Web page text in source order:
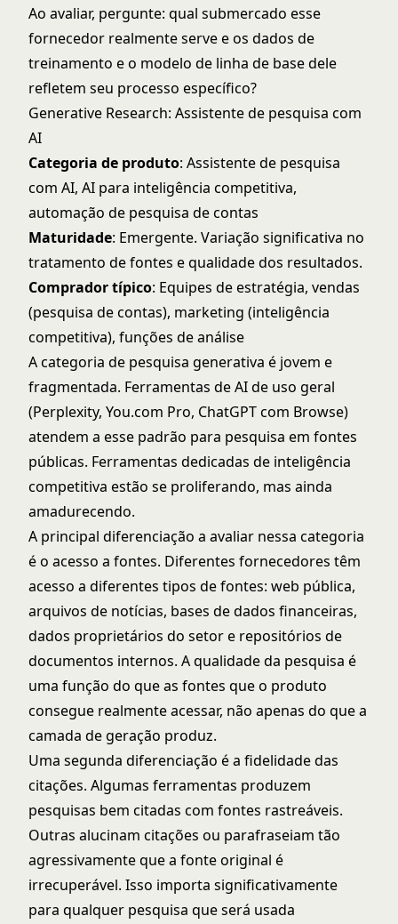
Ao avaliar, pergunte: qual submercado esse
fornecedor realmente serve e os dados de
treinamento e o modelo de linha de base dele
refletem seu processo específico?
Generative Research: Assistente de pesquisa com
AI
Categoria de produto: Assistente de pesquisa
com AI, AI para inteligência competitiva,
automação de pesquisa de contas
Maturidade: Emergente. Variação significativa no
tratamento de fontes e qualidade dos resultados.
Comprador típico: Equipes de estratégia, vendas
(pesquisa de contas), marketing (inteligência
competitiva), funções de análise
A categoria de pesquisa generativa é jovem e
fragmentada. Ferramentas de AI de uso geral
(Perplexity, You.com Pro, ChatGPT com Browse)
atendem a esse padrão para pesquisa em fontes
públicas. Ferramentas dedicadas de inteligência
competitiva estão se proliferando, mas ainda
amadurecendo.
A principal diferenciação a avaliar nessa categoria
é o acesso a fontes. Diferentes fornecedores têm
acesso a diferentes tipos de fontes: web pública,
arquivos de notícias, bases de dados financeiras,
dados proprietários do setor e repositórios de
documentos internos. A qualidade da pesquisa é
uma função do que as fontes que o produto
consegue realmente acessar, não apenas do que a
camada de geração produz.
Uma segunda diferenciação é a fidelidade das
citações. Algumas ferramentas produzem
pesquisas bem citadas com fontes rastreáveis.
Outras alucinam citações ou parafraseiam tão
agressivamente que a fonte original é
irrecuperável. Isso importa significativamente
para qualquer pesquisa que será usada